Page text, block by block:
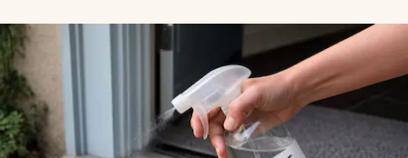
Lifestyle